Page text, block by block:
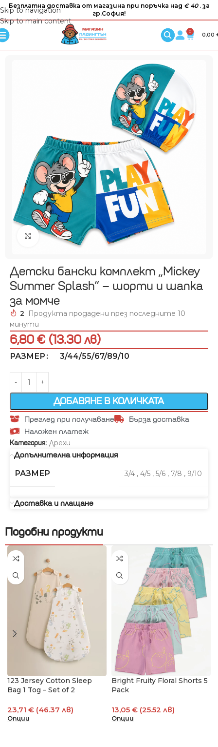
Skip to navigation
Skip to main content
Безплатна доставка от магазина при поръчка над € 40 . за
гр.София!
0
0,00
Увеличи
Детски бански комплект „Mickey
Summer Splash“ – шорти и шапка
за момче
2
Продукта продадени през последните 10
минути
6,80 € (13.30 лв)
РАЗМЕР 3/44/55/67/89/10
ДОБАВЯНЕ В КОЛИЧКАТА
Преглед при получаване
Бърза доставка
Наложен платеж
Категория: Дрехи
Допълнителна информация
РАЗМЕР
3/4 , 4/5 , 5/6 , 7/8 , 9/10
Доставка и плащане
Подобни продукти
123 Jersey Cotton Sleep
Bag 1 Tog – Set of 2
23,71 € (46.37 лв)
Опции
Bright Fruity Floral Shorts 5
Pack
13,05 € (25.52 лв)
Опции